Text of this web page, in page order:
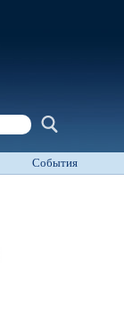
События